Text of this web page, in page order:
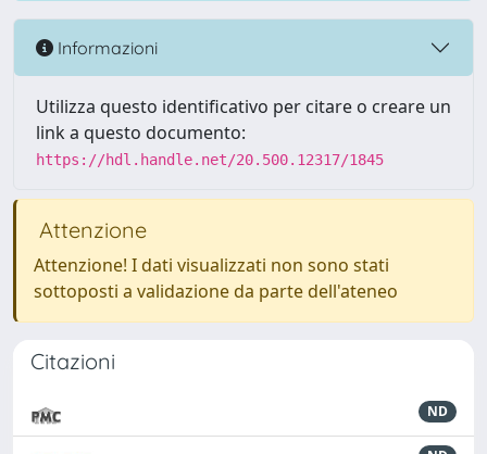
Informazioni
Utilizza questo identificativo per citare o creare un
link a questo documento:
https://hdl.handle.net/20.500.12317/1845
Attenzione
Attenzione! I dati visualizzati non sono stati
sottoposti a validazione da parte dell'ateneo
Citazioni
ND